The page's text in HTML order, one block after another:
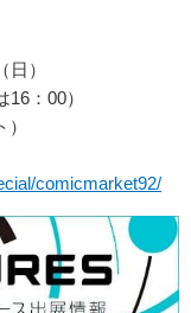
）
：00）
comicmarket92/